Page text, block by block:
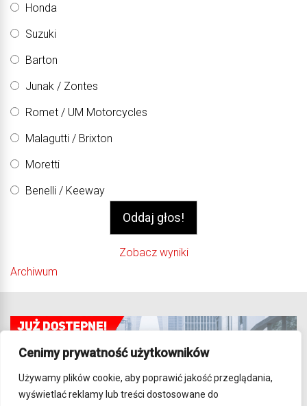
Cenimy prywatność użytkowników
Używamy plików cookie, aby poprawić jakość przeglądania,
wyświetlać reklamy lub treści dostosowane do
Honda
Suzuki
Barton
Junak / Zontes
Romet / UM Motorcycles
Malagutti / Brixton
Moretti
Benelli / Keeway
Zobacz wyniki
Archiwum